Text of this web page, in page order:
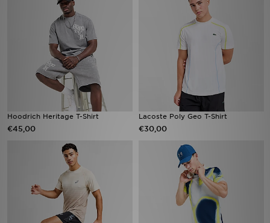
Hoodrich Heritage T-Shirt
€45,00
Lacoste Poly Geo T-Shirt
€30,00